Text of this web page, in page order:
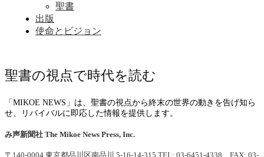
聖書
出版
使命とビジョン
聖書の視点で時代を読む
「MIKOE NEWS」は、聖書の視点から終末の世界の動きを告げ知ら
せ、リバイバルに即応した情報を提供します。
み声新聞社 The Mikoe News Press, Inc.
〒140-0004 東京都品川区南品川 5-16-14-315 TEL: 03-6451-4338 FAX: 03-